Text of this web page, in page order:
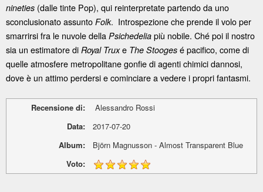
nineties (dalle tinte Pop), qui reinterpretate partendo da uno
sconclusionato assunto Folk. Introspezione che prende il volo per
smarrirsi fra le nuvole della Psichedelia più nobile. Ché poi il nostro
sia un estimatore di Royal Truxe The Stooges é pacifico, come di
quelle atmosfere metropolitane gonfie di agenti chimici dannosi,
dove è un attimo perdersi e cominciare a vedere i propri fantasmi.
Recensione di:
Alessandro Rossi
Data:
2017-07-20
Album:
Björn Magnusson - Almost Transparent Blue
Voto: